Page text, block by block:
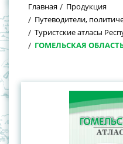
Главная
Продукция
Путеводители,
Туристские атласы
ГОМЕЛЬСКАЯ